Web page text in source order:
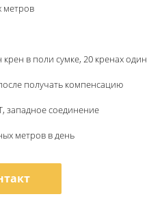
метров
в поли сумке, 20 кренах один
получать компенсацию
западное соединение
метров в день